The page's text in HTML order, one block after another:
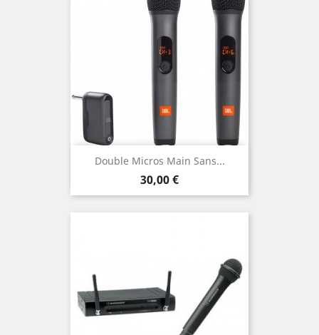
Double Micros Main Sans...
Prix
30,00 €